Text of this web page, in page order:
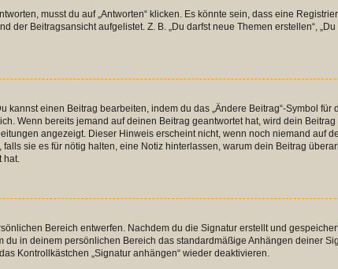
musst du auf „Antworten“ klicken. Es könnte sein, dass eine
Beitragsansicht aufgelistet. Z. B. „Du darfst neue Themen erstellen“, „Du
einen Beitrag bearbeiten, indem du das „Ändere Beitrag“-Symbol für
Wenn bereits jemand auf deinen Beitrag geantwortet hat, wird dein Beitrag
angezeigt. Dieser Hinweis erscheint nicht, wenn noch niemand auf
sie es für nötig halten, eine Notiz hinterlassen, warum dein Beitrag
hat.
Bereich entwerfen. Nachdem du die Signatur erstellt und
in deinem persönlichen Bereich das standardmäßige Anhängen deiner
Kontrollkästchen „Signatur anhängen“ wieder deaktivieren.